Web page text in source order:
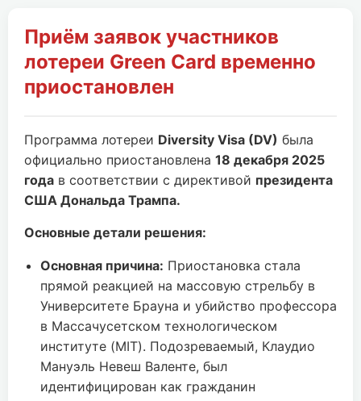
Приём заявок участников
лотереи Green Card временно
приостановлен
Программа лотереи Diversity Visa (DV) была
официально приостановлена 18 декабря 2025
года в соответствии с директивой президента
США Дональда Трампа.
Основные детали решения:
Основная причина: Приостановка стала
прямой реакцией на массовую стрельбу в
Университете Брауна и убийство профессора
в Массачусетском технологическом
институте (MIT). Подозреваемый, Клаудио
Мануэль Невеш Валенте, был
идентифицирован как гражданин